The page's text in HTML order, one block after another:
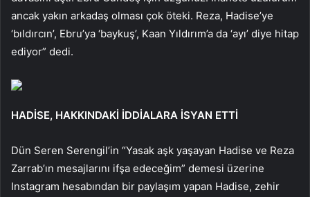
ancak yakın arkadaş olması çok öteki. Reza, Hadise’ye
‘bıldırcın’, Ebru’ya ‘baykuş’, Kaan Yıldırım’a da ‘ayı’ diye hitap
ediyor” dedi.
HADİSE, HAKKINDAKİ İDDİALARA İSYAN ETTİ
Dün Seren Serengil’in “Yasak aşk yaşayan Hadise ve Reza
Zarrab’ın mesajlarını ifşa edeceğim” demesi üzerine
Instagram hesabından bir paylaşım yapan Hadise, zehir